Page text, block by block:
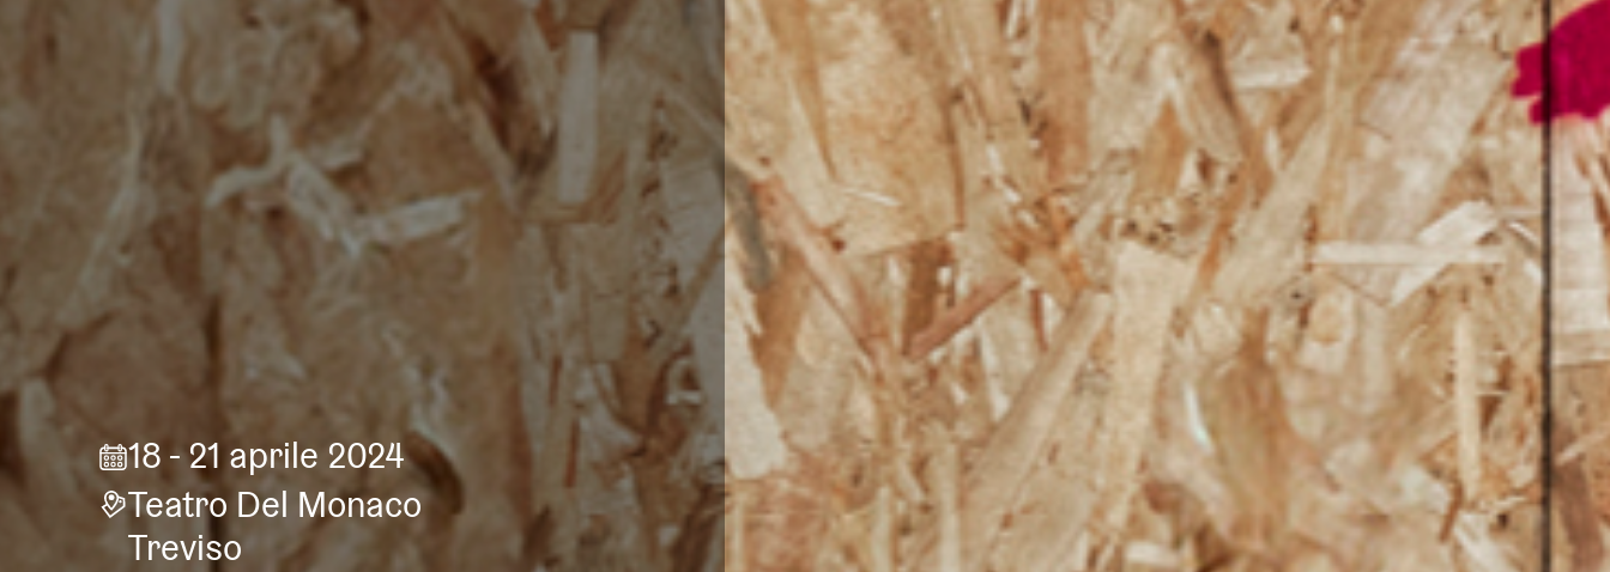
18 - 21 aprile 2024
Teatro Del Monaco
Treviso